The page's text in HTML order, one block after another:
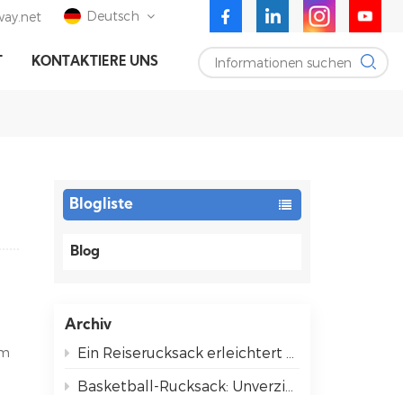
Deutsch
KONTAKTIERE UNS Informationen suchen
Blogliste
Blog
Archiv
Ein Reiserucksack erleichtert das Reisen für alle.
Basketball-Rucksack: Unverzichtbare Utensilien für entspannte Spieltage